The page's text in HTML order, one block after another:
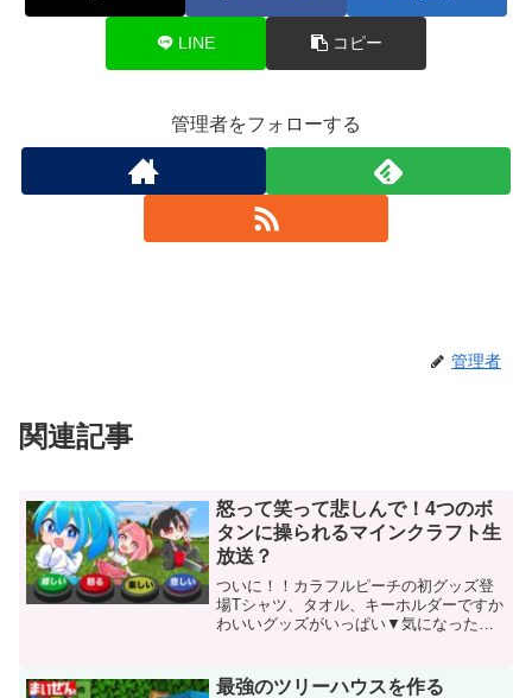
LINE コピー
管理者をフォローする
管理者
関連記事
怒って笑って悲しんで！4つのボ
タンに操られるマインクラフト生
放送？
ついに！！カラフルピーチの初グッズ登
場Tシャツ、タオル、キーホルダーですか
わいいグッズがいっぱい▼気になった方
フォロー欄からメンバーのTwitt...
最強のツリーハウスを作る